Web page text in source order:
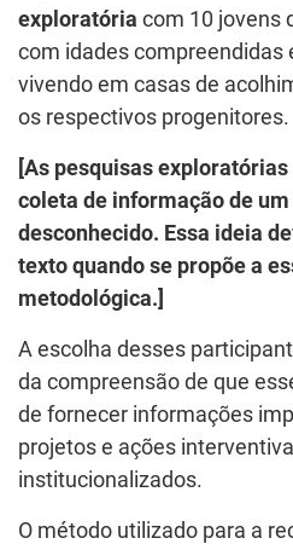
exploratória com 10 jovens
com idades compreendidas
vivendo em casas de
os respectivos progenitores.
[As pesquisas
coleta de informação de
desconhecido. Essa ideia
texto quando se propõe a
metodológica.]
A escolha desses
da compreensão de que
de fornecer informações
projetos e ações
institucionalizados.
O método utilizado para a